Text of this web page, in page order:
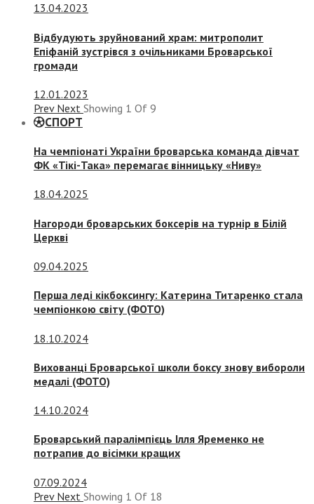
13.04.2023
Відбудують зруйнований храм: митрополит
Епіфаній зустрівся з очільниками Броварської
громади
12.01.2023
Prev Next Showing 1 Of 9
СПОРТ
На чемпіонаті України броварська команда дівчат
ФК «Тікі-Така» перемагає вінницьку «Ниву»
18.04.2025
Нагороди броварських боксерів на турнір в Білій
Церкві
09.04.2025
Перша леді кікбоксингу: Катерина Титаренко стала
чемпіонкою світу (ФОТО)
18.10.2024
Вихованці Броварської школи боксу знову вибороли
медалі (ФОТО)
14.10.2024
Броварський паралімпієць Ілля Яременко не
потрапив до вісімки кращих
07.09.2024
Prev Next Showing 1 Of 18